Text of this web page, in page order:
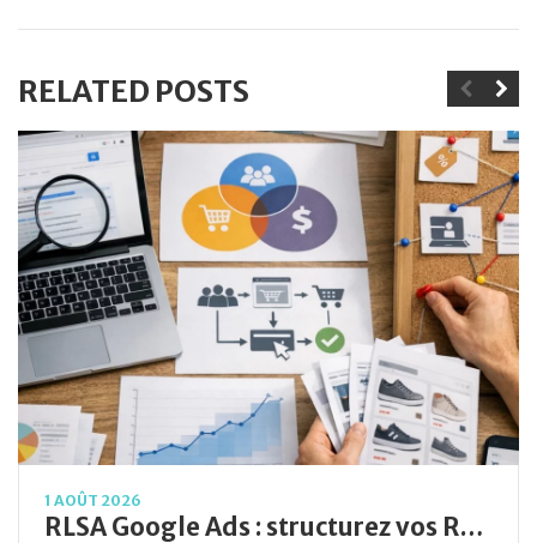
RELATED POSTS
1 AOÛT 2026
RLSA Google Ads : structurez vos Remarketing Lists for Search Ads pour maximiser le retargeting